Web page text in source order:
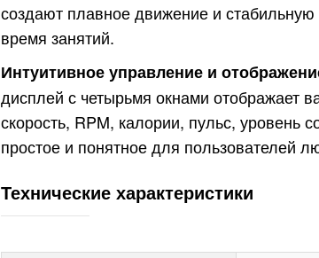
создают плавное движение и
время занятий.
Интуитивное управление и
дисплей с четырьмя окнами отображает
скорость, RPM, калории, пульс, уровень
простое и понятное для пользователей
Технические характеристики